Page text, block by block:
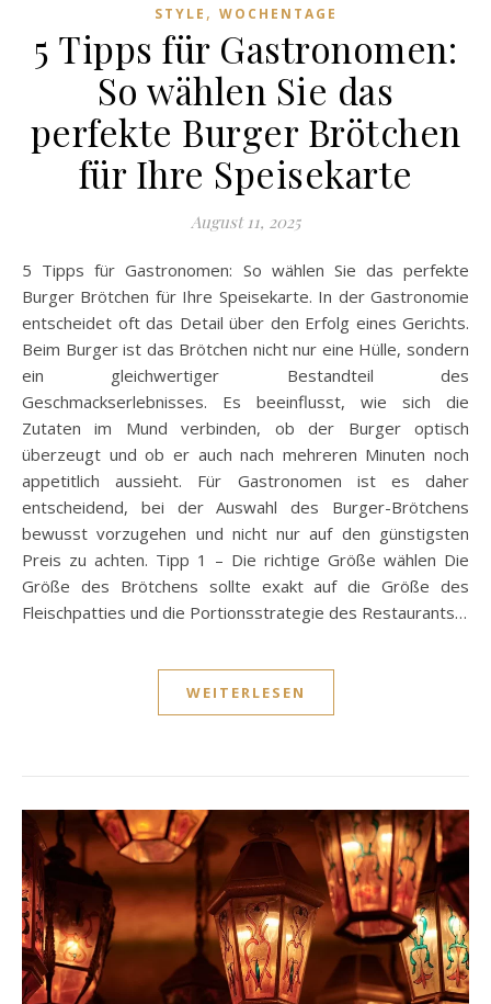
STYLE , WOCHENTAGE
5 Tipps für Gastronomen:
So wählen Sie das
perfekte Burger Brötchen
für Ihre Speisekarte
August 11, 2025
5 Tipps für Gastronomen: So wählen Sie das perfekte
Burger Brötchen für Ihre Speisekarte. In der Gastronomie
entscheidet oft das Detail über den Erfolg eines Gerichts.
Beim Burger ist das Brötchen nicht nur eine Hülle, sondern
ein gleichwertiger Bestandteil des
Geschmackserlebnisses. Es beeinflusst, wie sich die
Zutaten im Mund verbinden, ob der Burger optisch
überzeugt und ob er auch nach mehreren Minuten noch
appetitlich aussieht. Für Gastronomen ist es daher
entscheidend, bei der Auswahl des Burger-Brötchens
bewusst vorzugehen und nicht nur auf den günstigsten
Preis zu achten. Tipp 1 – Die richtige Größe wählen Die
Größe des Brötchens sollte exakt auf die Größe des
Fleischpatties und die Portionsstrategie des Restaurants…
WEITERLESEN